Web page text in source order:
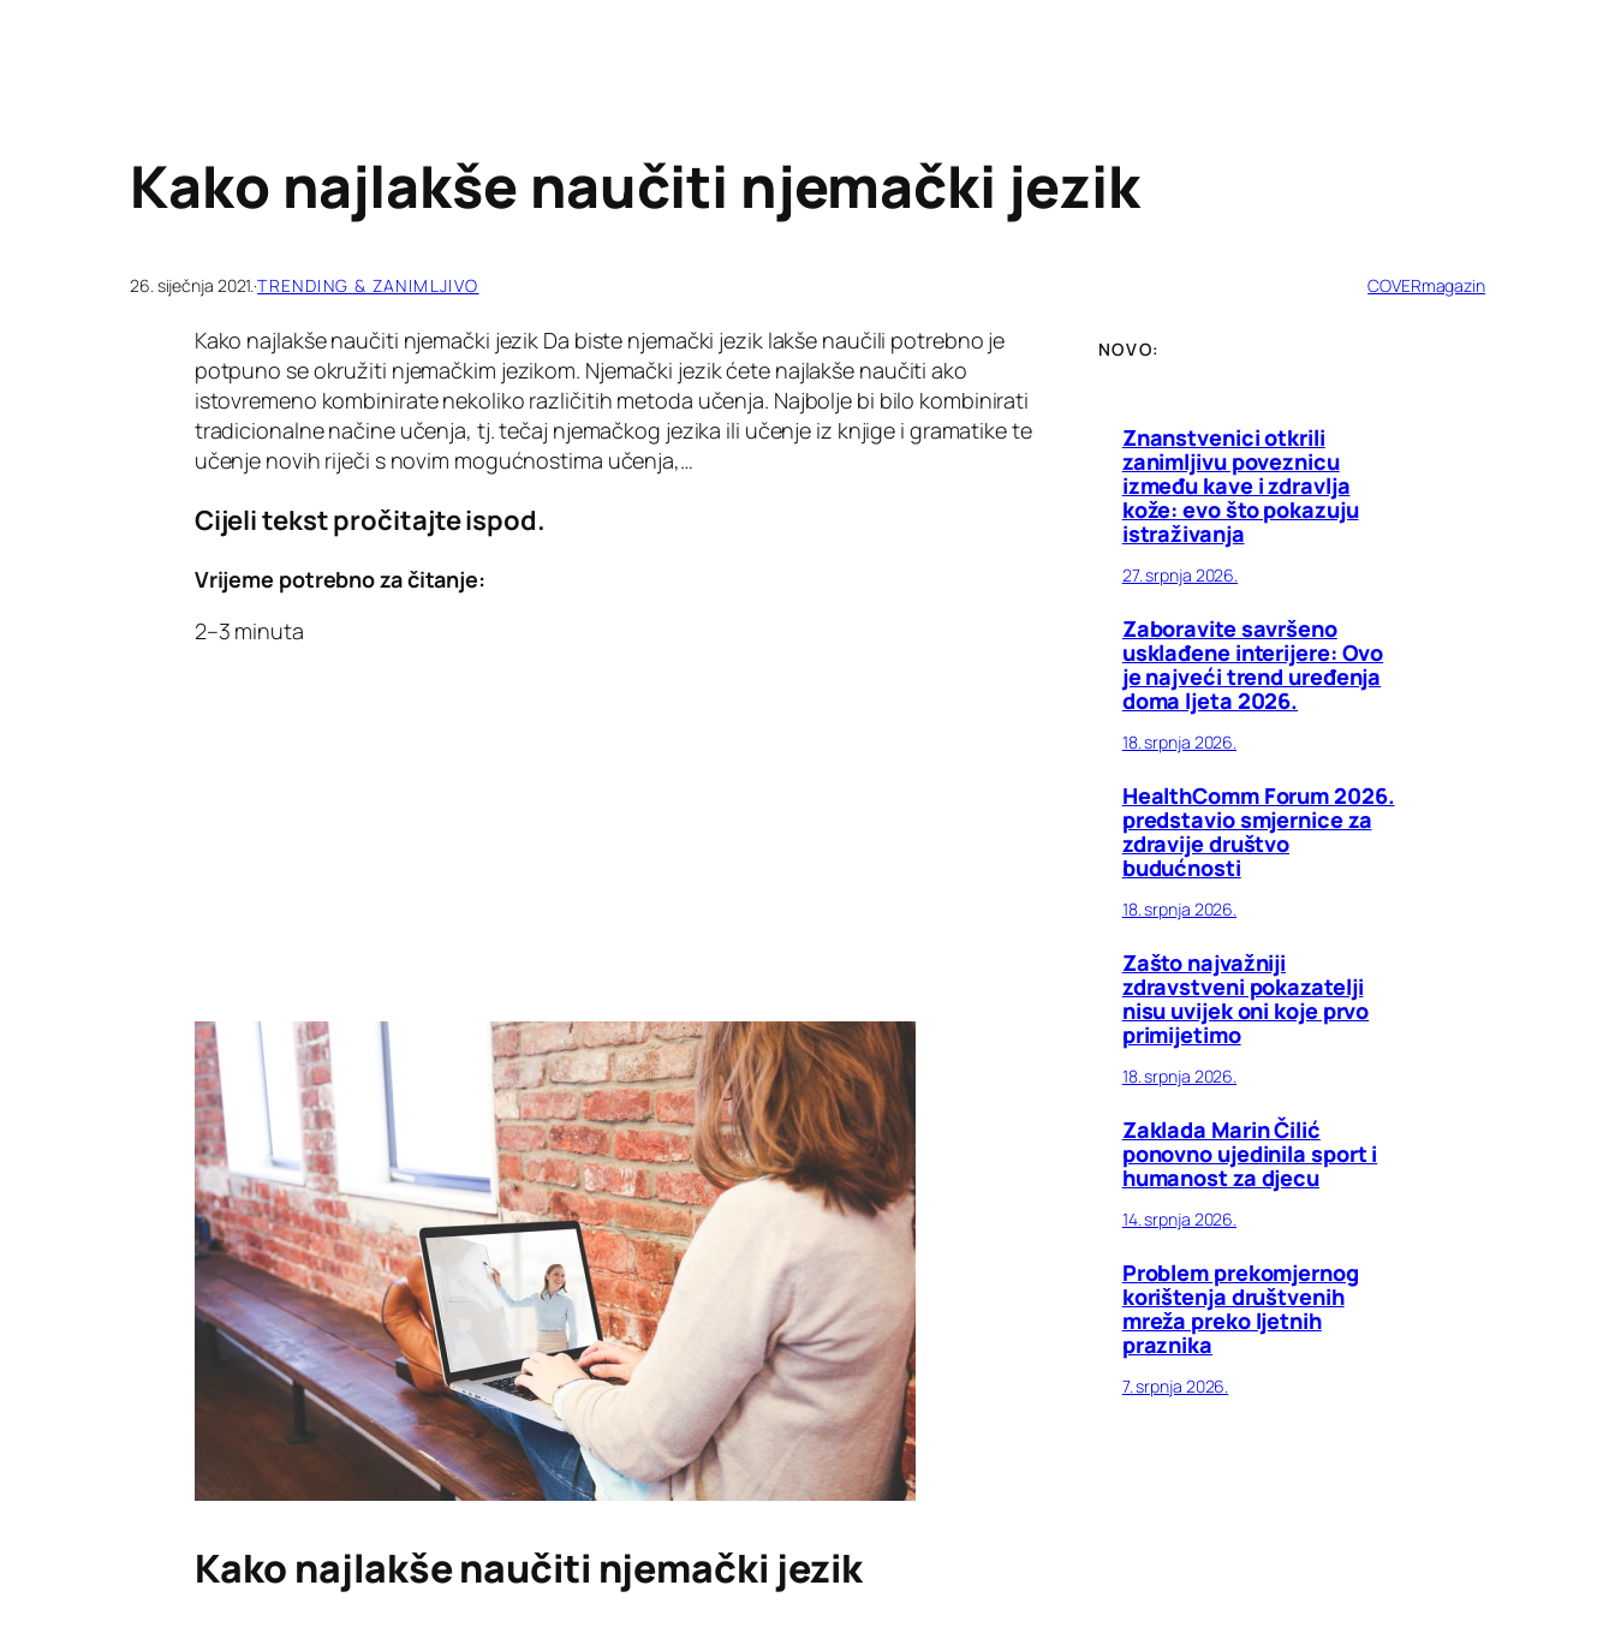
Kako najlakše naučiti njemački jezik
26. siječnja 2021.·TRENDING & ZANIMLJIVO COVERmagazin
Kako najlakše naučiti njemački jezik Da biste njemački jezik lakše naučili potrebno je
potpuno se okružiti njemačkim jezikom. Njemački jezik ćete najlakše naučiti ako
istovremeno kombinirate nekoliko različitih metoda učenja. Najbolje bi bilo kombinirati
tradicionalne načine učenja, tj. tečaj njemačkog jezika ili učenje iz knjige i gramatike te
učenje novih riječi s novim mogućnostima učenja,…
Cijeli tekst pročitajte ispod.
Vrijeme potrebno za čitanje:
2–3 minuta
Kako najlakše naučiti njemački jezik
NOVO:
Znanstvenici otkrili
zanimljivu poveznicu
između kave i zdravlja
kože: evo što pokazuju
istraživanja
27. srpnja 2026.
Zaboravite savršeno
usklađene interijere: Ovo
je najveći trend uređenja
doma ljeta 2026.
18. srpnja 2026.
HealthComm Forum 2026.
predstavio smjernice za
zdravije društvo
budućnosti
18. srpnja 2026.
Zašto najvažniji
zdravstveni pokazatelji
nisu uvijek oni koje prvo
primijetimo
18. srpnja 2026.
Zaklada Marin Čilić
ponovno ujedinila sport i
humanost za djecu
14. srpnja 2026.
Problem prekomjernog
korištenja društvenih
mreža preko ljetnih
praznika
7. srpnja 2026.